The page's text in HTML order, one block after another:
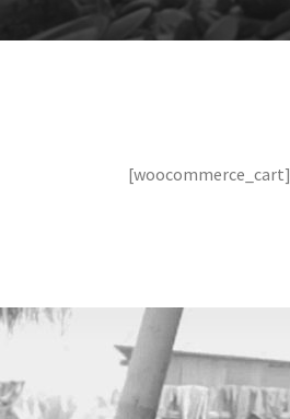
[woocommerce_cart]